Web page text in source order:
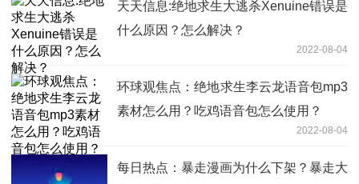
天天信息:绝地求生大逃杀Xenuine错误是
什么原因？怎么解决？
2022-08-04
环球观焦点：绝地求生李云龙语音包mp3
素材怎么用？吃鸡语音包怎么使用？
2022-08-04
每日热点：暴走漫画为什么下架？暴走大